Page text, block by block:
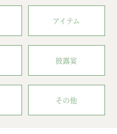
アイテム
披露宴
その他